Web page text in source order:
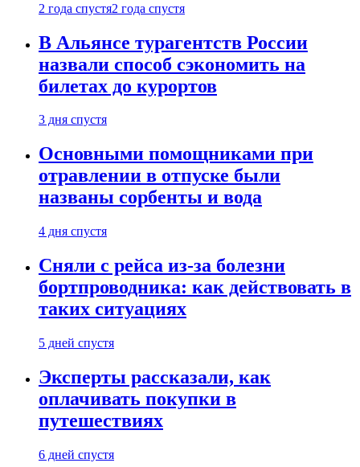
2 года спустя2 года спустя
В Альянсе турагентств России
назвали способ сэкономить на
билетах до курортов
3 дня спустя
Основными помощниками при
отравлении в отпуске были
названы сорбенты и вода
4 дня спустя
Сняли с рейса из-за болезни
бортпроводника: как действовать в
таких ситуациях
5 дней спустя
Эксперты рассказали, как
оплачивать покупки в
путешествиях
6 дней спустя